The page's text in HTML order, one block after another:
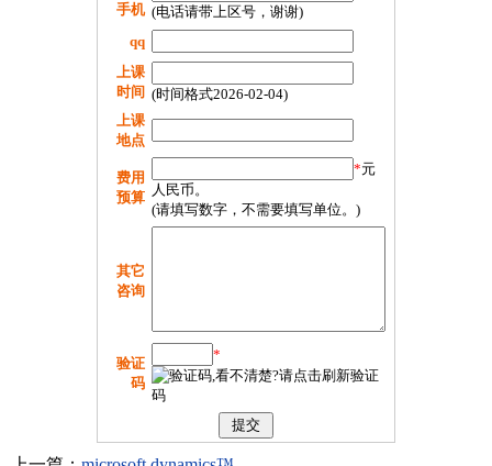
手机 (电话请带上区号，谢谢)
qq
上课
时间 (时间格式2026-02-04)
上课
地点
费用
预算
*元
人民币。
(请填写数字，不需要填写单位。)
其它
咨询
验证
码
*